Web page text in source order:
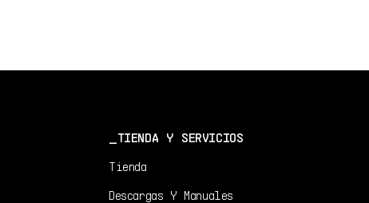
TIENDA Y SERVICIOS
Tienda
Descargas Y Manuales